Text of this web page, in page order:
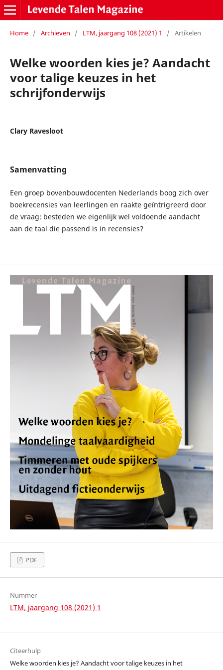
Home / Archieven / LTM, jaargang 108 (2021) 1 / Artikelen
Welke woorden kies je? Aandacht
voor talige keuzes in het
schrijfonderwijs
Clary Ravesloot
Samenvatting
Een groep bovenbouwdocenten Nederlands boog zich over
boekrecensies van leerlingen en raakte geïntrigreerd door
de vraag: besteden we eigenlijk wel voldoende aandacht
aan de taal die passend is in recensies?
PDF
Nummer
LTM, jaargang 108 (2021) 1
Citeerhulp
Welke woorden kies je? Aandacht voor talige keuzes in het